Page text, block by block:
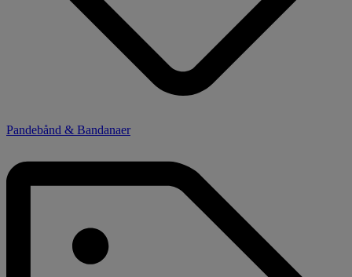
Pandebånd & Bandanaer